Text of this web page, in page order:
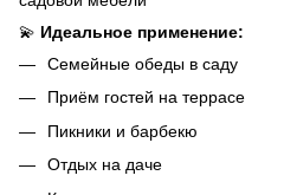
💫 Идеальное применение:
Семейные обеды в саду
Приём гостей на террасе
Пикники и барбекю
Отдых на даче